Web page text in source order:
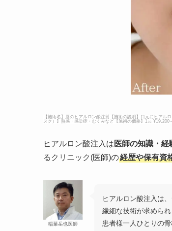
【施術名】唇のヒアルロン酸注射【施術の説明】口元にヒア
スク）】熱感・感染症・むくみなど【施術の価格】1㏄ ¥19,200
ヒアルロン酸注入は 医師の知識・
るクリニック(医師)の経歴や保有資
稲葉岳也医師
ヒアルロン酸注入は
繊細な技術が求められ
患者様一人ひとりの